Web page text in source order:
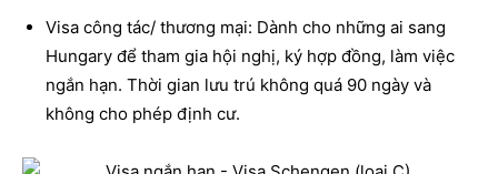
Visa công tác/ thương mại: Dành cho những ai sang
Hungary để tham gia hội nghị, ký hợp đồng, làm việc
ngắn hạn. Thời gian lưu trú không quá 90 ngày và
không cho phép định cư.